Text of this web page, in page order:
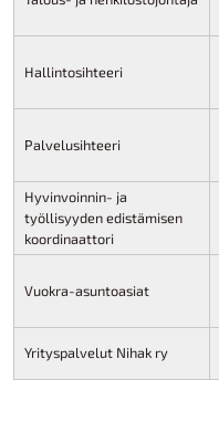
Hallintosihteeri
Palvelusihteeri
Hyvinvoinnin- ja
työllisyyden edistämisen
koordinaattori
Vuokra-asuntoasiat
Yrityspalvelut Nihak ry